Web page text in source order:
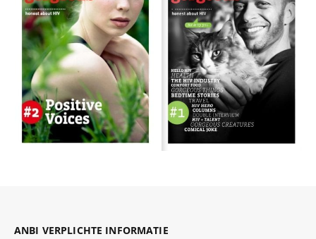
ANBI VERPLICHTE INFORMATIE